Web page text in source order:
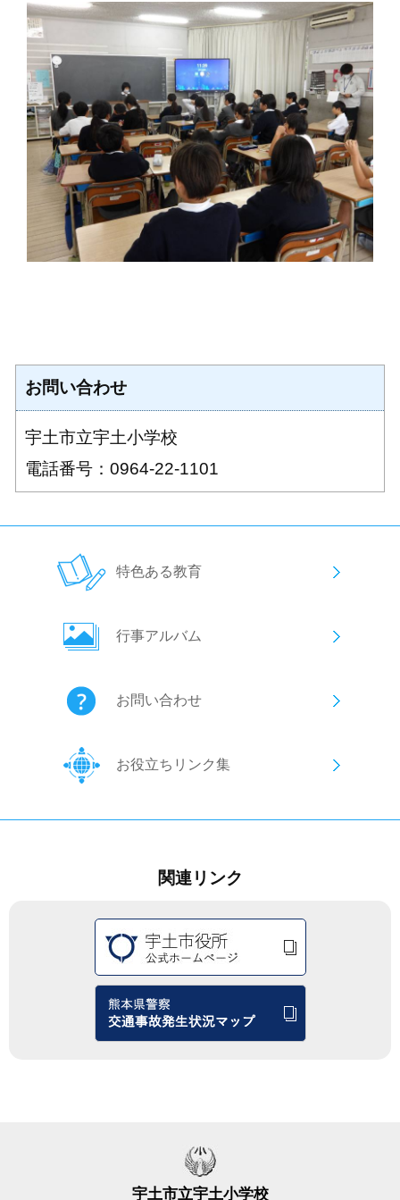
お問い合わせ
宇土市立宇土小学校
電話番号：0964-22-1101
特色ある教育
行事アルバム
お問い合わせ
お役立ちリンク集
関連リンク
宇土市立宇土小学校